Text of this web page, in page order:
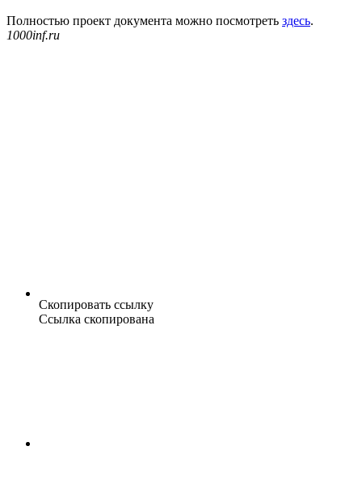
Полностью проект документа можно посмотреть здесь.
1000inf.ru
Скопировать ссылку
Ссылка скопирована